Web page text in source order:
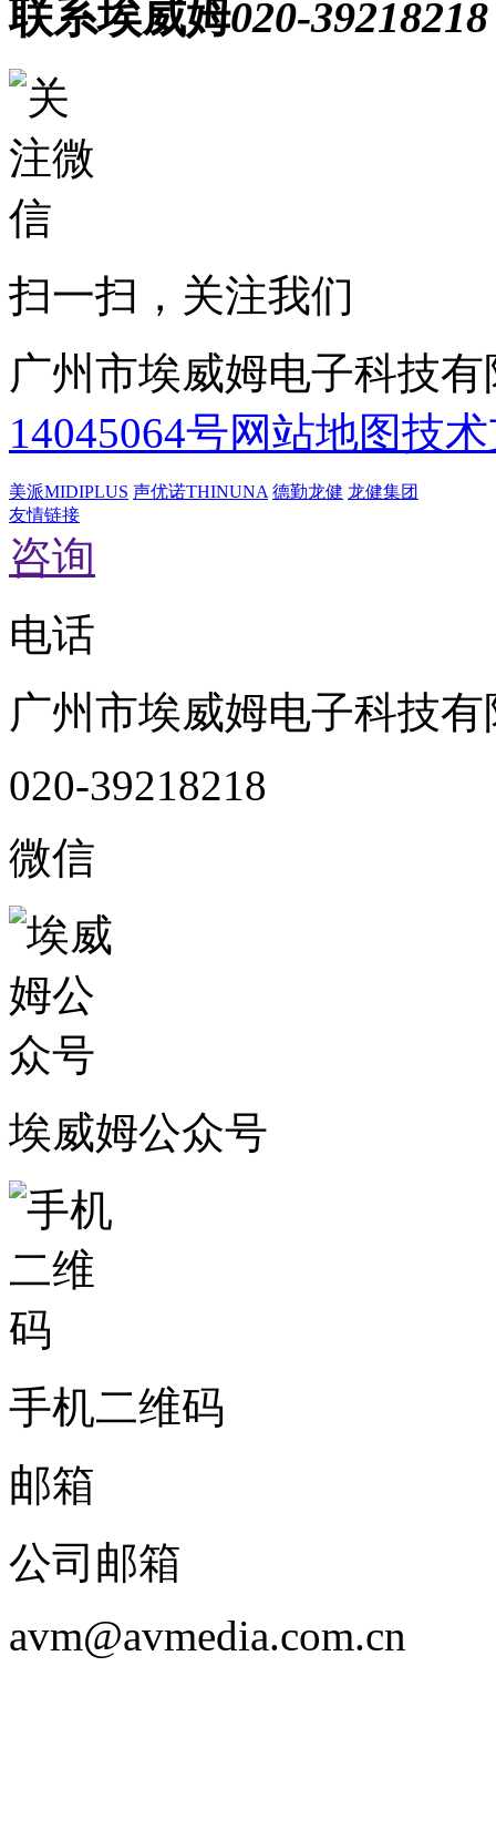
联系埃威姆020-39218218
扫一扫，关注我们
广州市埃威姆电子科技
14045064号网站地图技
美派MIDIPLUS 声优诺THINUNA 德勤龙健 龙健集团
友情链接
咨询
电话
广州市埃威姆电子科技
020-39218218
微信
埃威姆公众号
手机二维码
邮箱
公司邮箱
avm@avmedia.com.cn